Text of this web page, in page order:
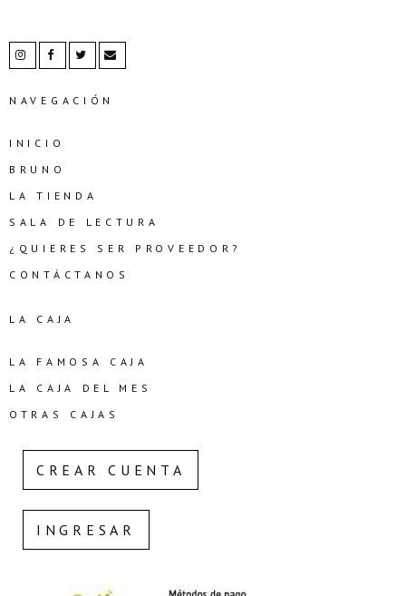
NAVEGACIÓN
INICIO
BRUNO
LA TIENDA
SALA DE LECTURA
¿QUIERES SER PROVEEDOR?
CONTÁCTANOS
LA CAJA
LA FAMOSA CAJA
LA CAJA DEL MES
OTRAS CAJAS
CREAR CUENTA
INGRESAR